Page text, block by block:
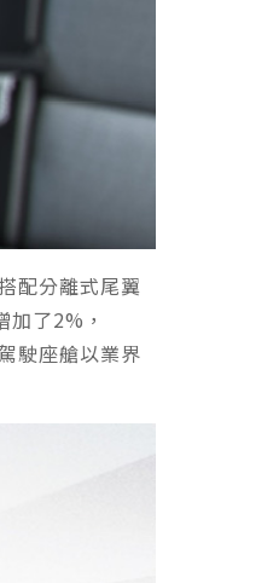
配分離式尾翼
了2%，
駛座艙以業界